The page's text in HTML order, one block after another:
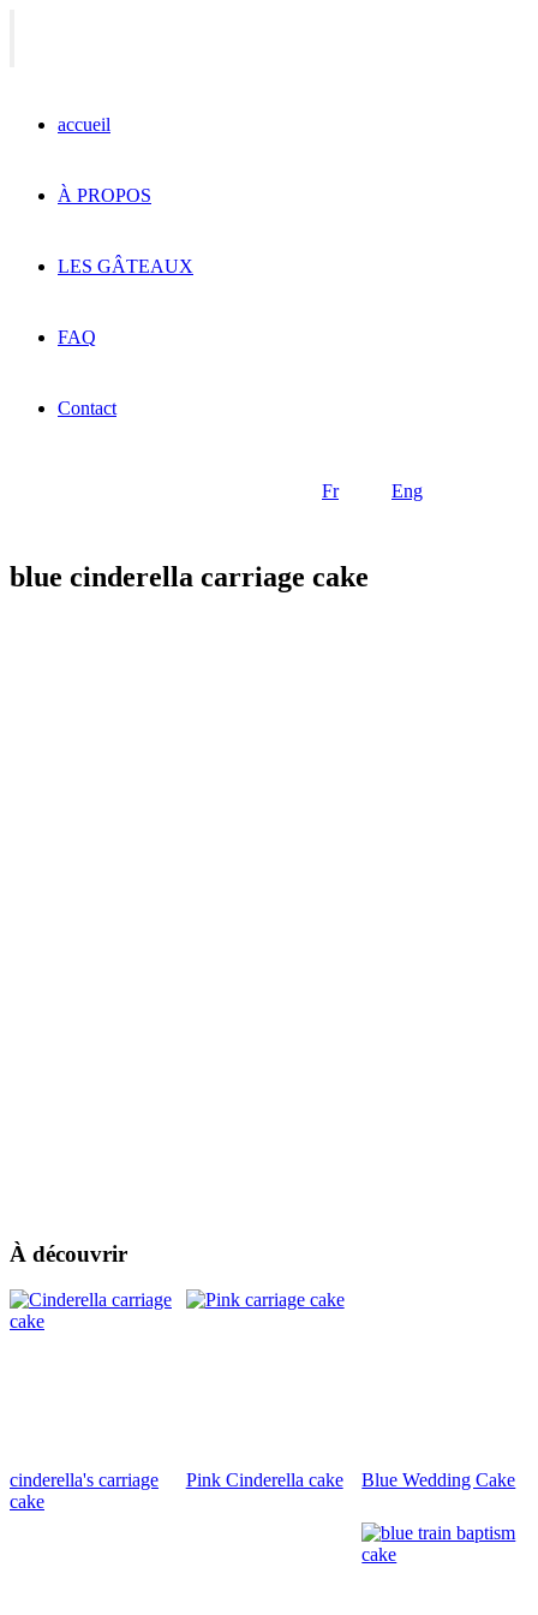
accueil
À PROPOS
LES GÂTEAUX
FAQ
Contact
Fr Eng
blue cinderella carriage cake
À découvrir
cinderella's carriage
cake
Pink Cinderella cake Blue Wedding Cake